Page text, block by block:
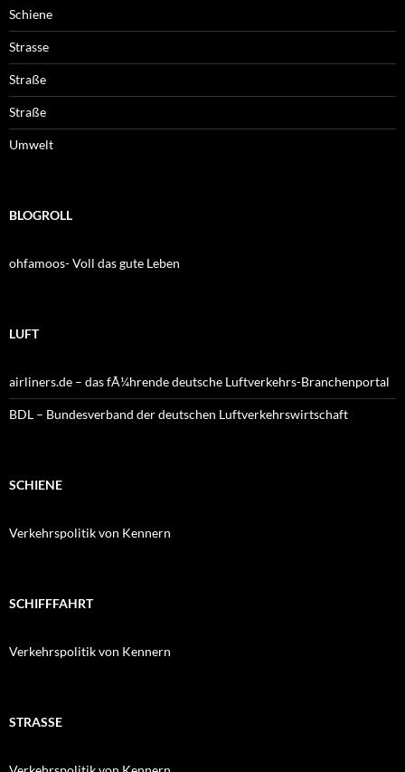
Schiene
Strasse
Straße
Straße
Umwelt
BLOGROLL
ohfamoos- Voll das gute Leben
LUFT
airliners.de – das fÃ¼hrende deutsche Luftverkehrs-Branchenportal
BDL – Bundesverband der deutschen Luftverkehrswirtschaft
SCHIENE
Verkehrspolitik von Kennern
SCHIFFFAHRT
Verkehrspolitik von Kennern
STRASSE